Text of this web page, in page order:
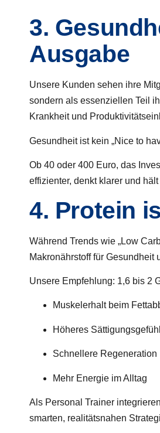
3.
Ausgabe
Unsere Kunden sehen ihre
sondern als essenziellen Teil
Krankheit und
Gesundheit ist kein „Nice to
Ob 40 oder 400 Euro, das
effizienter, denkt klarer und
4. Protein
Während Trends wie „Low
Makronährstoff für Gesundheit
Unsere Empfehlung: 1,6 bis 2
Muskelerhalt beim
Höheres Sättigungsgefühl
Schnellere Regeneration
Mehr Energie im Alltag
Als Personal Trainer
smarten, realitätsnahen